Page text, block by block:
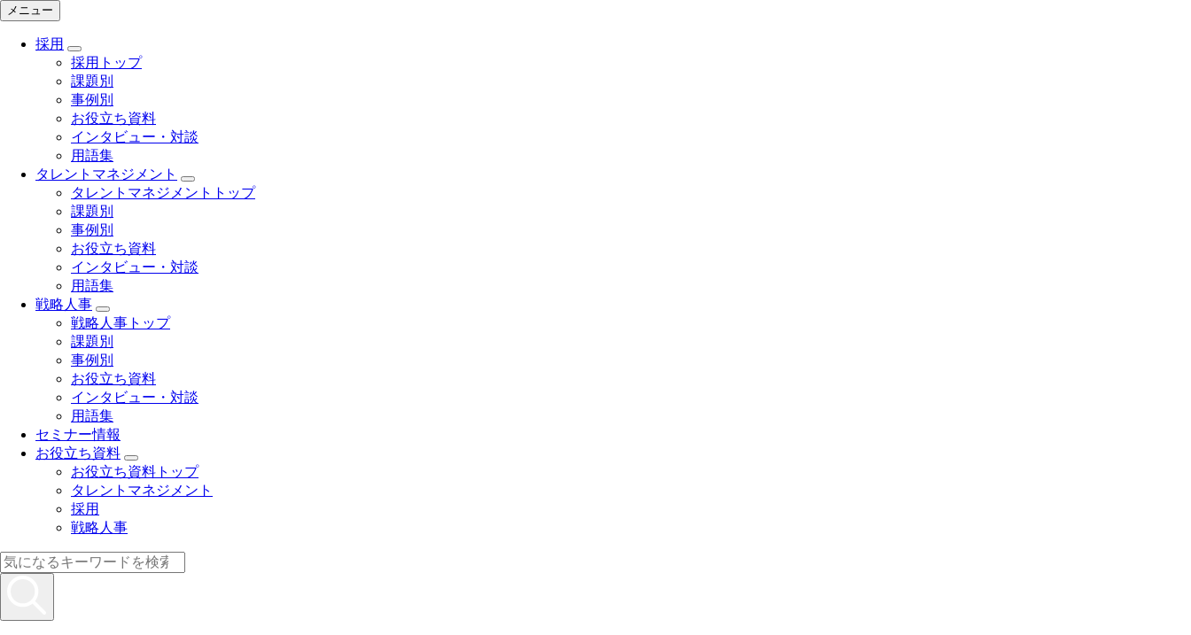
メニュー
採用
採用トップ
課題別
事例別
お役立ち資料
インタビュー・対談
用語集
タレントマネジメント
タレントマネジメントトップ
課題別
事例別
お役立ち資料
インタビュー・対談
用語集
戦略人事
戦略人事トップ
課題別
事例別
お役立ち資料
インタビュー・対談
用語集
セミナー情報
お役立ち資料
お役立ち資料トップ
タレントマネジメント
採用
戦略人事